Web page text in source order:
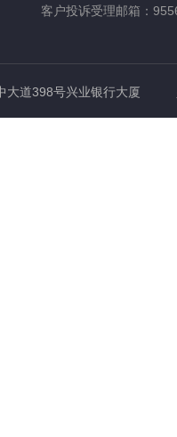
客户投诉受理邮箱：
大道398号兴业银行大厦